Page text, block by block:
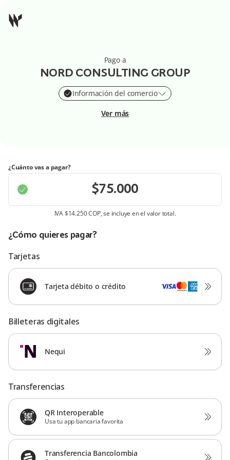
Pago a
NORD CONSULTING GROUP
Información del comercio
Ver más
¿Cuánto vas a pagar?
IVA$14.250 COP, se incluye en el valor total.
¿Cómo quieres pagar?
Tarjetas
Tarjeta débito o crédito
Billeteras digitales
Nequi
Transferencias
QR Interoperable
Usa tu app bancaria favorita
Transferencia Bancolombia